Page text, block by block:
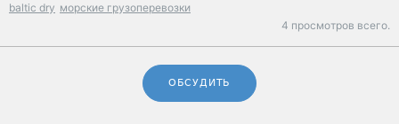
baltic dry морские грузоперевозки
4 просмотров всего.
ОБСУДИТЬ